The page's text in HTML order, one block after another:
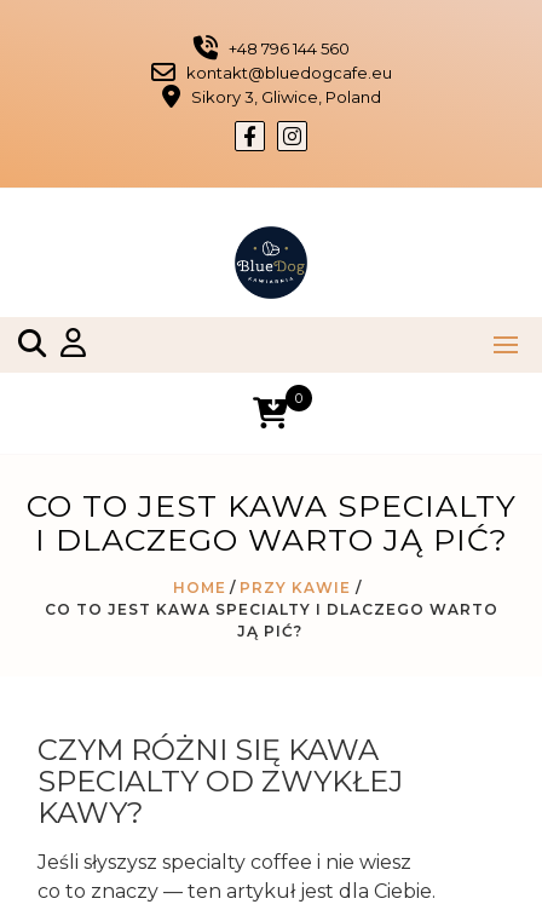
+48 796 144 560
kontakt@bluedogcafe.eu
Sikory 3, Gliwice, Poland
0
CO TO JEST KAWA SPECIALTY
I DLACZEGO WARTO JĄ PIĆ?
HOME PRZY KAWIE /
CO TO JEST KAWA SPECIALTY I DLACZEGO WARTO
JĄ PIĆ?
CZYM RÓŻNI SIĘ KAWA
SPECIALTY OD ZWYKŁEJ
KAWY?
Jeśli słyszysz specialty coffee i nie wiesz
co to znaczy — ten artykuł jest dla Ciebie.